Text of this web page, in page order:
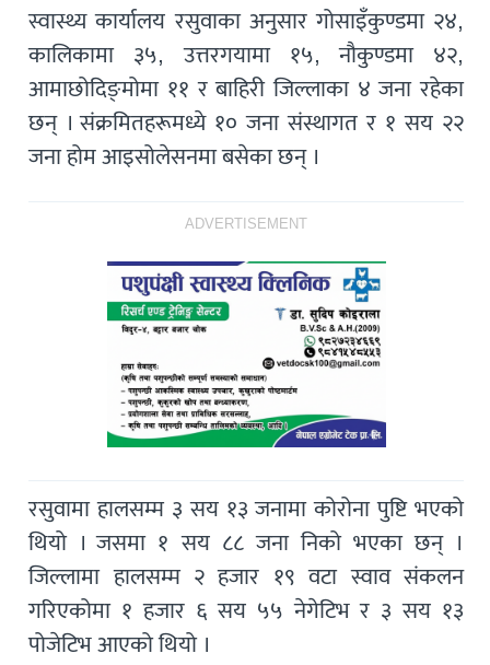
स्वास्थ्य कार्यालय रसुवाका अनुसार गोसाइँकुण्डमा २४,
कालिकामा ३५, उत्तरगयामा १५, नौकुण्डमा ४२,
आमाछोदिङ्‍मोमा ११ र बाहिरी जिल्लाका ४ जना रहेका
छन् । संक्रमितहरूमध्ये १० जना संस्थागत र १ सय २२
जना होम आइसोलेसनमा बसेका छन् ।
ADVERTISEMENT
रसुवामा हालसम्म ३ सय १३ जनामा कोरोना पुष्टि भएको
थियो । जसमा १ सय ८८ जना निको भएका छन् ।
जिल्लामा हालसम्म २ हजार १९ वटा स्वाव संकलन
गरिएकोमा १ हजार ६ सय ५५ नेगेटिभ र ३ सय १३
पोजेटिभ आएको थियो ।